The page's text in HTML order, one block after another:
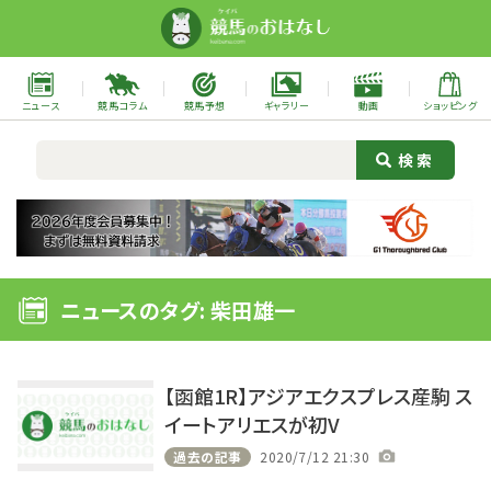
ニュース 競馬コラム 競馬予想 ギャラリー 動画 ショッピング
ニュースのタグ: 柴田雄一
【函館1R】アジアエクスプレス産駒 ス
イートアリエスが初V
過去の記事 2020/7/12 21:30